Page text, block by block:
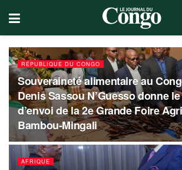
RÉPUBLIQUE DU CONGO
Souveraineté alimentaire au
Denis Sassou N’Guesso donne
d’envoi de la 2e Grande Foire
Bambou-Mingali
AFRIQUE